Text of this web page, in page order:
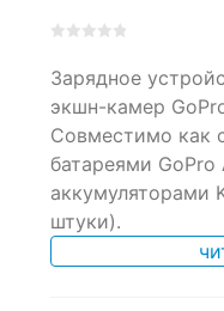
out
on
customer
ratings
Зарядное
экшн-камер
Совместимо как
батареями GoPro
аккумуляторами
штуки).